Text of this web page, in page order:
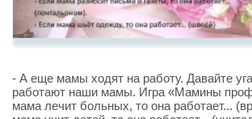
- А еще мамы ходят на работу. Давайте
работают наши мамы. Игра «Мамины
мама лечит больных, то она работает...